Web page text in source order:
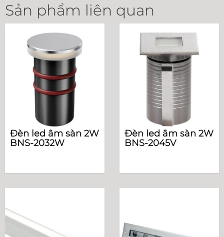
Sản phẩm liên quan
Đèn led âm sàn 2W
BNS-2032W
Đèn led âm sàn 2W
BNS-2045V